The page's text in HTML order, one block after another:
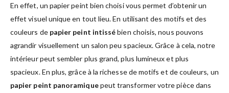
En effet, un papier peint bien choisi vous permet d’obtenir un
effet visuel unique en tout lieu. En utilisant des motifs et des
couleurs de papier peint intissébien choisis, nous pouvons
agrandir visuellement un salon peu spacieux. Grâce à cela, notre
intérieur peut sembler plus grand, plus lumineux et plus
spacieux. En plus, grâce à la richesse de motifs et de couleurs, un
papier peint panoramiquepeut transformer votre pièce dans